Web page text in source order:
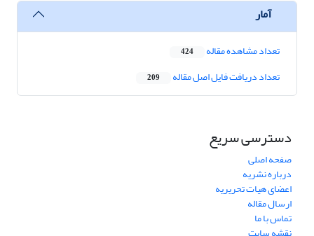
آمار
تعداد مشاهده مقاله 424
تعداد دریافت فایل اصل مقاله 209
دسترسی سریع
صفحه اصلی
درباره نشریه
اعضای هیات تحریریه
ارسال مقاله
تماس با ما